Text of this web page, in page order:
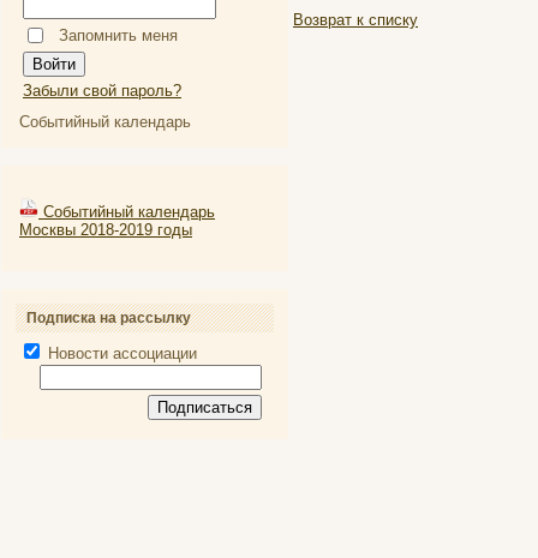
Запомнить меня
Забыли свой пароль?
Событийный календарь
Событийный календарь
Москвы 2018-2019 годы
Подписка на рассылку
Новости ассоциации
Возврат к списку